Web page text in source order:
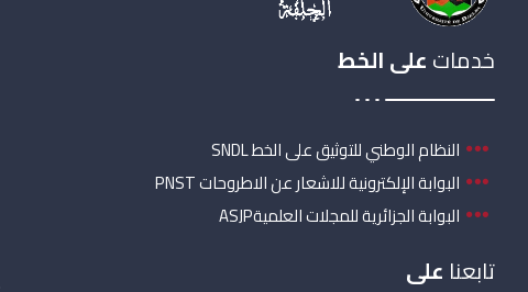
خدماتعلى الخط
النظام الوطني للتوثيق على الخط SNDL
البوابة الإلكترونية للاشعار عن الاطروحات PNST
البوابة الجزائرية للمجلات العلميةASJP
تابعنا على